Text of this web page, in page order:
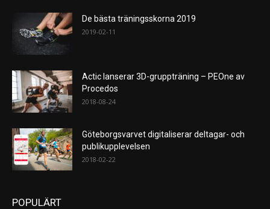
De bästa träningsskorna 2019
2019-02-11
Actic lanserar 3D-gruppträning – PEOne av
Procedos
2018-08-24
Göteborgsvarvet digitaliserar deltagar- och
publikupplevelsen
2018-02-22
POPULÄRT